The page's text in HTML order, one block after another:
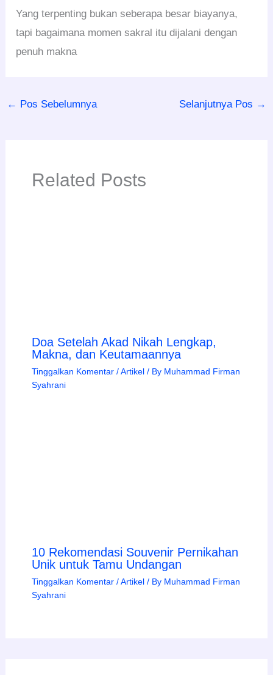
Yang terpenting bukan seberapa besar biayanya,
tapi bagaimana momen sakral itu dijalani dengan
penuh makna
← Pos Sebelumnya Selanjutnya Pos →
Related Posts
Doa Setelah Akad Nikah Lengkap,
Makna, dan Keutamaannya
Tinggalkan Komentar /Artikel/ By Muhammad Firman
Syahrani
10 Rekomendasi Souvenir Pernikahan
Unik untuk Tamu Undangan
Tinggalkan Komentar /Artikel/ By Muhammad Firman
Syahrani